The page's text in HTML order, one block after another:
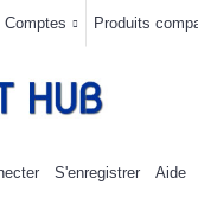
Comptes Produits
S'enregistrer Aide